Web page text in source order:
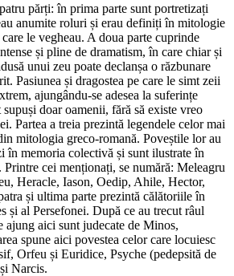
părți: în prima parte sunt portretizați
anumite roluri și erau definiți în mitologie
le vegheau. A doua parte cuprinde
și pline de dramatism, în care chiar și
unui zeu poate declanșa o răzbunare
Pasiunea și dragostea pe care le simt zeii
ajungându-se adesea la suferințe
doar oamenii, fără să existe vreo
Partea a treia prezintă legendele celor mai
mitologia greco-romană. Poveștile lor au
în memoria colectivă și sunt ilustrate în
Printre cei menționați, se numără: Meleagru
Heracle, Iason, Oedip, Ahile, Hector,
și ultima parte prezintă călătoriile în
și al Persefonei. După ce au trecut râul
ajung aici sunt judecate de Minos,
spune aici povestea celor care locuiesc
Orfeu și Euridice, Psyche (pedepsită de
Narcis.